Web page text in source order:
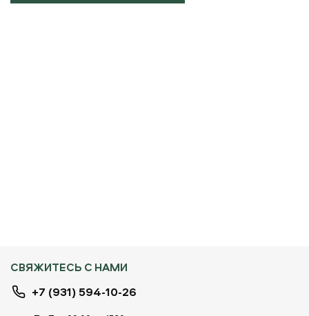
СВЯЖИТЕСЬ С НАМИ
+7 (931) 594-10-26